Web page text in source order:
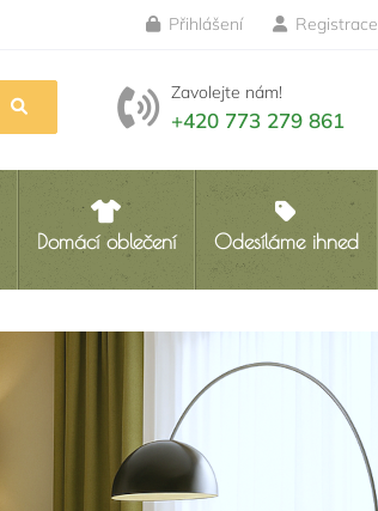
Přihlášení Registrace
Zavolejte nám!
+420 773 279 861
Domácí oblečení Odesíláme ihned